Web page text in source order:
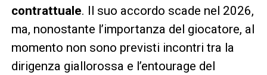
contrattuale. Il suo accordo scade nel 2026,
ma, nonostante l’importanza del giocatore, al
momento non sono previsti incontri tra la
dirigenza giallorossa e l’entourage del